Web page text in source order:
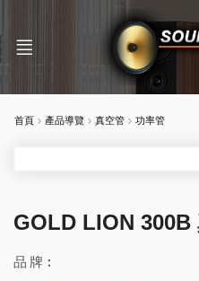
首頁 產品導覽 真空管 功率管
GOLD LION 300B
品 牌︰